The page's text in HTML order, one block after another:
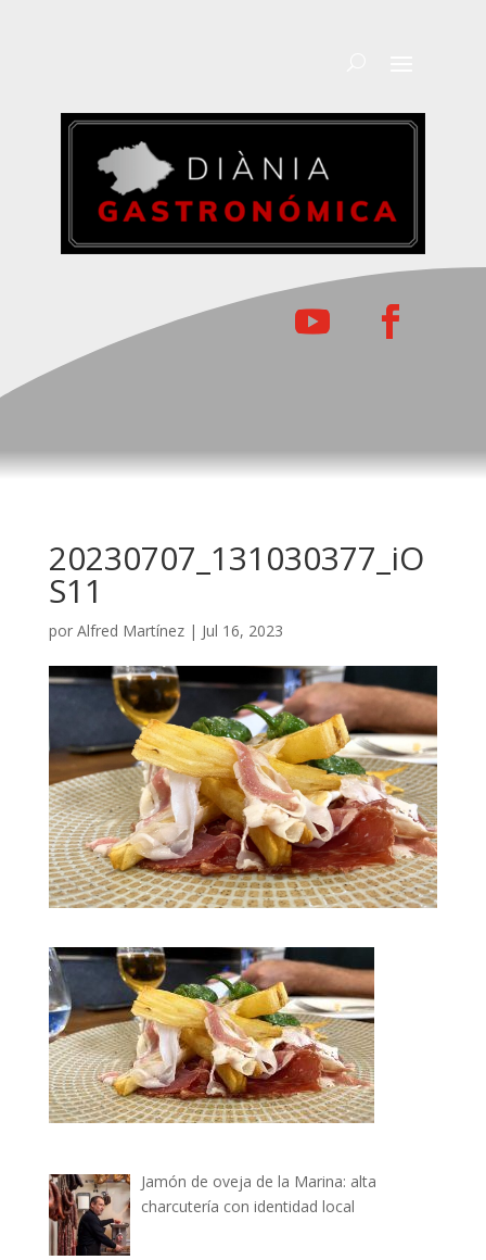
20230707_131030377_iO
S11
por Alfred Martínez| Jul 16, 2023
Jamón de oveja de la Marina: alta
charcutería con identidad local